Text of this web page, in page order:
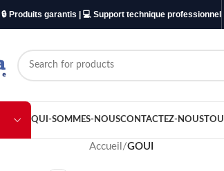
Produits garantis | 💻 Support technique professionnel
QUI-SOMMES-NOUSCONTACTEZ-NOUS
Accueil /GOUI